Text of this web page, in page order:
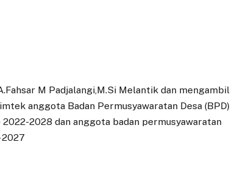
M Padjalangi,M.Si Melantik dan mengambil
anggota Badan Permusyawaratan Desa (BPD)
2028 dan anggota badan permusyawaratan